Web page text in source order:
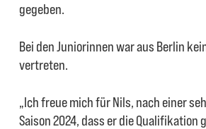
gegeben.
Bei den Juniorinnen war aus Berlin
vertreten.
„Ich freue mich für Nils, nach einer
Saison 2024, dass er die Qualifikation